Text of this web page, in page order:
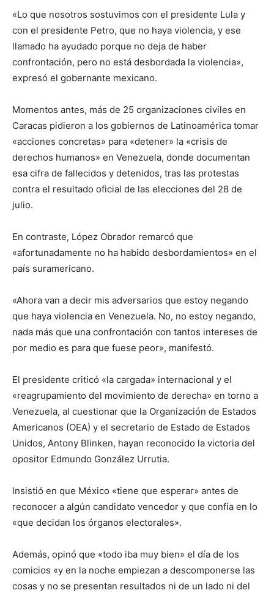
«Lo que nosotros sostuvimos con el presidente Lula y
con el presidente Petro, que no haya violencia, y ese
llamado ha ayudado porque no deja de haber
confrontación, pero no está desbordada la violencia»,
expresó el gobernante mexicano.
Momentos antes, más de 25 organizaciones civiles en
Caracas pidieron a los gobiernos de Latinoamérica tomar
«acciones concretas» para «detener» la «crisis de
derechos humanos» en Venezuela, donde documentan
esa cifra de fallecidos y detenidos, tras las protestas
contra el resultado oficial de las elecciones del 28 de
julio.
En contraste, López Obrador remarcó que
«afortunadamente no ha habido desbordamientos» en el
país suramericano.
«Ahora van a decir mis adversarios que estoy negando
que haya violencia en Venezuela. No, no estoy negando,
nada más que una confrontación con tantos intereses de
por medio es para que fuese peor», manifestó.
El presidente criticó «la cargada» internacional y el
«reagrupamiento del movimiento de derecha» en torno a
Venezuela, al cuestionar que la Organización de Estados
Americanos (OEA) y el secretario de Estado de Estados
Unidos, Antony Blinken, hayan reconocido la victoria del
opositor Edmundo González Urrutia.
Insistió en que México «tiene que esperar» antes de
reconocer a algún candidato vencedor y que confía en lo
«que decidan los órganos electorales».
Además, opinó que «todo iba muy bien» el día de los
comicios «y en la noche empiezan a descomponerse las
cosas y no se presentan resultados ni de un lado ni del